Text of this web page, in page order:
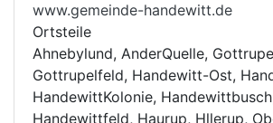
www.gemeinde-handewitt.de
Ortsteile
Ahnebylund, AnderQuelle,
Gottrupelfeld, Handewitt-Ost,
HandewittKolonie,
Handewittfeld, Haurup, Hllerup,